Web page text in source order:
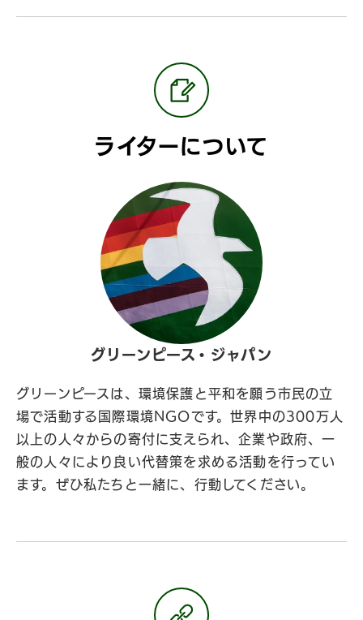
ライターについて
グリーンピース・ジャパン
グリーンピースは、環境保護と平和を願う市民の立
場で活動する国際環境NGOです。世界中の300万人
以上の人々からの寄付に支えられ、企業や政府、一
般の人々により良い代替策を求める活動を行ってい
ます。ぜひ私たちと一緒に、行動してください。